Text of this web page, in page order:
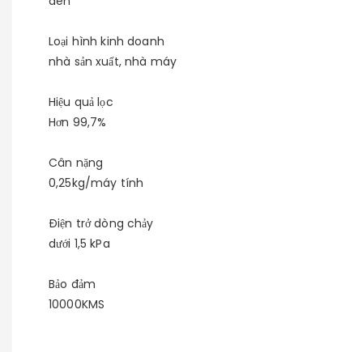
Loại hình kinh doanh
nhà sản xuất, nhà máy
Hiệu quả lọc
Hơn 99,7%
Cân nặng
0,25kg/máy tính
Điện trở dòng chảy
dưới 1,5 kPa
Bảo đảm
10000KMS